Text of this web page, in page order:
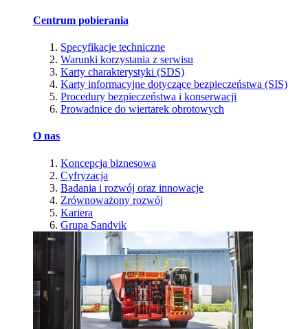
Centrum pobierania
Specyfikacje techniczne
Warunki korzystania z serwisu
Karty charakterystyki (SDS)
Karty informacyjne dotyczące bezpieczeństwa (SIS)
Procedury bezpieczeństwa i konserwacji
Prowadnice do wiertarek obrotowych
O nas
Koncepcja biznesowa
Cyfryzacja
Badania i rozwój oraz innowacje
Zrównoważony rozwój
Kariera
Grupa Sandvik